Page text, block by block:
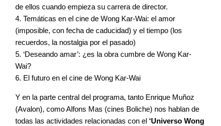
de ellos cuando empieza su carrera de director.
4. Temáticas en el cine de Wong Kar-Wai: el amor
(imposible, con fecha de caducidad) y el tiempo (los
recuerdos, la nostalgia por el pasado)
5. ‘Deseando amar’: ¿es la obra cumbre de Wong Kar-
Wai?
6. El futuro en el cine de Wong Kar-Wai
Y en la parte central del programa, tanto Enrique Muñoz
(Avalon), como Alfons Mas (cines Boliche) nos hablan de
todas las actividades relacionadas con el ‘Universo Wong